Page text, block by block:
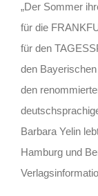
„Der Sommer
für die
für den
den
den
Barbara Yelin
Hamburg und